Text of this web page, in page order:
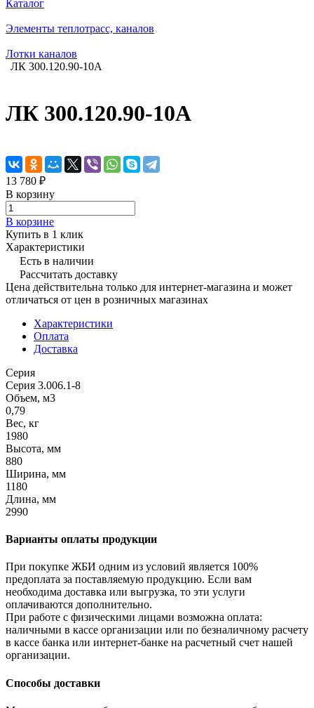
Каталог
Элементы теплотрасс, каналов
Лотки каналов
ЛК 300.120.90-10A
ЛК 300.120.90-10A
13 780 ₽
В корзину
В корзине
Купить в 1 клик
Характеристики
Есть в наличии
Рассчитать доставку
Цена действительна только для интернет-магазина и может
отличаться от цен в розничных магазинах
Характеристики
Оплата
Доставка
Серия
Серия 3.006.1-8
Объем, м3
0,79
Вес, кг
1980
Высота, мм
880
Ширина, мм
1180
Длина, мм
2990
Варианты оплаты продукции
При покупке ЖБИ одним из условий является 100%
предоплата за поставляемую продукцию. Если вам
необходима доставка или выгрузка, то эти услуги
оплачиваются дополнительно.
При работе с физическими лицами возможна оплата:
наличными в кассе организации или по безналичному расчету
в кассе банка или интернет-банке на расчетный счет нашей
организации.
Способы доставки